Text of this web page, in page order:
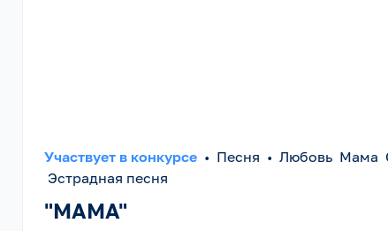
Участвует в конкурсе • Песня • Любовь Мама
Эстрадная песня
"МАМА"